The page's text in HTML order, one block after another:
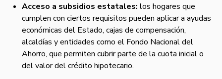
Acceso a subsidios estatales: los hogares que
cumplen con ciertos requisitos pueden aplicar a ayudas
económicas del Estado, cajas de compensación,
alcaldías y entidades como el Fondo Nacional del
Ahorro, que permiten cubrir parte de la cuota inicial o
del valor del crédito hipotecario.